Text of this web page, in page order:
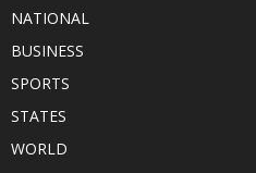
NATIONAL
BUSINESS
SPORTS
STATES
WORLD